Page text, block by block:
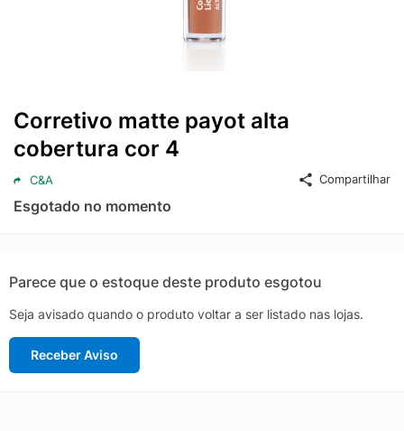
Corretivo matte payot alta
cobertura cor 4
C&A Compartilhar
Esgotado no momento
Parece que o estoque deste produto esgotou
Seja avisado quando o produto voltar a ser listado nas lojas.
Receber Aviso